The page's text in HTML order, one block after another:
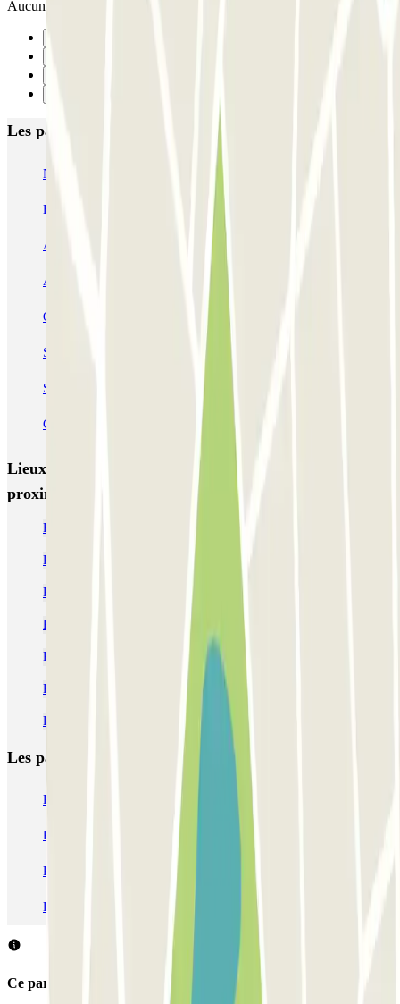
Aucun problème, sécurisé et confiance
Les parkings les mieux notés à Nantes
NG Park - Aéroport Nantes
Blue Valet - Aéroport de Nantes Atlantique (NTE) - En extérieur
Aéronautique - Aéroport Nantes - Extérieur
Aéronautique - Aéroport Nantes - Couvert
Ouest Parking - Aéroport Nantes Atlantique
Souillarderie - Bottière Zenpark
Seven Urban Suites - H Arena Zenpark
Cherche-Midi - Ile de Nantes Zenpark
Lieux et événements intéressants à
proximité Aéronautique - Aéroport Nantes - Extérieur
Parking Aéroport Nantes pas cher - Comparez des tarifs
Parking Île de Nantes pas cher
Parking Cité des Congrès Nantes pas cher
Parking Beaulieu Nantes pas cher | Parclick
Parking Gare de Nantes Sud pas cher
Parking Gare de Nantes Nord pas cher
Parking relais Nantes
Les parkings les plus réservés
Parking Paris Parking Gare de Lyon
Parking Charles de Gaulle - Roissy Aeroport
Parking Aéroport Roland Garros La Réunion P4 Longue Durée
Parking Aéroport Barcelone Parking Aéroport Beauvais
Ce parking ne permet pas de réserver avec Parclick.